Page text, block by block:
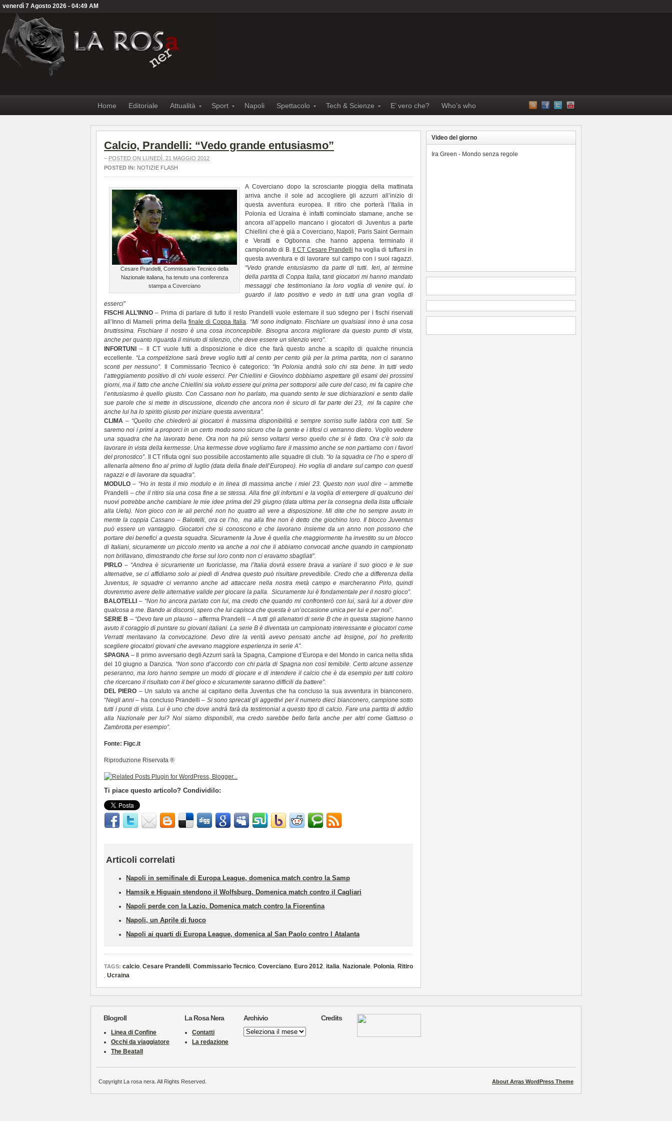
venerdì 7 Agosto 2026 - 04:49 AM
Home Editoriale Attualità Sport Napoli Spettacolo Tech & Scienze E’ vero che? Who’s who
Calcio, Prandelli: “Vedo grande entusiasmo”
– POSTED ON LUNEDÌ, 21 MAGGIO 2012
POSTED IN: NOTIZIE FLASH
Cesare Prandelli, Commissario Tecnico della
Nazionale italiana, ha tenuto una conferenza
stampa a Coverciano
A Coverciano dopo la scrosciante pioggia della mattinata
arriva anche il sole ad accogliere gli azzurri all’inizio di
questa avventura europea. Il ritiro che porterà l’Italia in
Polonia ed Ucraina è infatti cominciato stamane, anche se
ancora all’appello mancano i giocatori di Juventus a parte
Chiellini che è già a Coverciano, Napoli, Paris Saint Germain
e Veratti e Ogbonna che hanno appena terminato il
campionato di B.
Il CT Cesare Prandelli ha voglia di tuffarsi in
questa avventura e di lavorare sul campo con i suoi ragazzi.
“Vedo grande entusiasmo da parte di tutti. Ieri, al termine
della partita di Coppa Italia, tanti giocatori mi hanno mandato
messaggi che testimoniano la loro voglia di venire qui. Io
guardo il lato positivo e vedo in tutti una gran voglia di
esserci”
FISCHI ALL’INNO – Prima di parlare di tutto il resto Prandelli vuole esternare il suo sdegno per i fischi riservati
all’Inno di Mameli prima della finale di Coppa Italia. “Mi sono indignato. Fischiare un qualsiasi inno è una cosa
bruttissima. Fischiare il nostro è una cosa inconcepibile. Bisogna ancora migliorare da questo punto di vista,
anche per quanto riguarda il minuto di silenzio, che deve essere un silenzio vero”.
INFORTUNI
– Il CT vuole tutti a disposizione e dice che farà questo anche a scapito di qualche rinuncia
eccellente. “La competizione sarà breve voglio tutti al cento per cento già per la prima partita, non ci saranno
sconti per nessuno”.
Il Commissario Tecnico è categorico: “In Polonia andrà solo chi sta bene. In tutti vedo
l’atteggiamento positivo di chi vuole esserci. Per Chiellini e Giovinco dobbiamo aspettare gli esami dei prossimi
giorni, ma il fatto che anche Chiellini sia voluto essere qui prima per sottoporsi alle cure del caso, mi fa capire che
l’entusiasmo è quello giusto. Con Cassano non ho parlato, ma quando sento le sue dichiarazioni e sento dalle
sue parole che si mette in discussione, dicendo che ancora non è sicuro di far parte dei 23, mi fa capire che
anche lui ha lo spirito giusto per iniziare questa avventura”.
CLIMA – “Quello che chiederò ai giocatori è massima disponibilità e sempre sorriso sulle labbra con tutti. Se
saremo noi i primi a proporci in un certo modo sono sicuro che la gente e i tifosi ci verranno dietro. Voglio vedere
una squadra che ha lavorato bene. Ora non ha più senso voltarsi verso quello che si è fatto. Ora c’è solo da
lavorare in vista della kermesse. Una kermesse dove vogliamo fare il massimo anche se non partiamo con i favori
del pronostico”. Il CT rifiuta ogni suo possibile accostamento alle squadre di club. “Io la squadra ce l’ho e spero di
allenarla almeno fino al primo di luglio (data della finale dell’Europeo). Ho voglia di andare sul campo con questi
ragazzi e di lavorare da squadra”.
MODULO – “Ho in testa il mio modulo e in linea di massima anche i miei 23. Questo non vuol dire – ammette
Prandelli –che il ritiro sia una cosa fine a se stessa. Alla fine gli infortuni e la voglia di emergere di qualcuno dei
nuovi potrebbe anche cambiare le mie idee prima del 29 giugno (data ultima per la consegna della lista ufficiale
alla Uefa). Non gioco con le ali perché non ho quattro ali vere a disposizione. Mi dite che ho sempre avuto in
mente la coppia Cassano – Balotelli, ora ce l’ho, ma alla fine non è detto che giochino loro. Il blocco Juventus
può essere un vantaggio. Giocatori che si conoscono e che lavorano insieme da un anno non possono che
portare dei benefici a questa squadra. Sicuramente la Juve è quella che maggiormente ha investito su un blocco
di Italiani, sicuramente un piccolo merito va anche a noi che li abbiamo convocati anche quando in campionato
non brillavano, dimostrando che forse sul loro conto non ci eravamo sbagliati”.
PIRLO – “Andrea è sicuramente un fuoriclasse, ma l’Italia dovrà essere brava a variare il suo gioco e le sue
alternative, se ci affidiamo solo ai piedi di Andrea questo può risultare prevedibile. Credo che a differenza della
Juventus, le squadre ci verranno anche ad attaccare nella nostra metà campo e marcheranno Pirlo, quindi
dovremmo avere delle alternative valide per giocare la palla. Sicuramente lui è fondamentale per il nostro gioco”.
BALOTELLI – “Non ho ancora parlato con lui, ma credo che quando mi confronterò con lui, sarà lui a dover dire
qualcosa a me. Bando ai discorsi, spero che lui capisca che questa è un’occasione unica per lui e per noi”.
SERIE B – “Devo fare un plauso– afferma Prandelli –A tutti gli allenatori di serie B che in questa stagione hanno
avuto il coraggio di puntare su giovani italiani. La serie B è diventata un campionato interessante e giocatori come
Verratti meritavano la convocazione. Devo dire la verità avevo pensato anche ad Insigne, poi ho preferito
scegliere giocatori giovani che avevano maggiore esperienza in serie A”.
SPAGNA – Il primo avversario degli Azzurri sarà la Spagna, Campione d’Europa e del Mondo in carica nella sfida
del 10 giugno a Danzica. “Non sono d’accordo con chi parla di Spagna non così temibile. Certo alcune assenze
peseranno, ma loro hanno sempre un modo di giocare e di intendere il calcio che è da esempio per tutti coloro
che ricercano il risultato con il bel gioco e sicuramente saranno difficili da battere”.
DEL PIERO – Un saluto va anche al capitano della Juventus che ha concluso la sua avventura in bianconero.
“Negli anni – ha concluso Prandelli – Si sono sprecati gli aggettivi per il numero dieci bianconero, campione sotto
tutti i punti di vista. Lui è uno che dove andrà farà da testimonial a questo tipo di calcio. Fare una partita di addio
alla Nazionale per lui? Noi siamo disponibili, ma credo sarebbe bello farla anche per altri come Gattuso o
Zambrotta per esempio”.
Fonte: Figc.it
Riproduzione Riservata ®
Ti piace questo articolo? Condividilo:
Articoli correlati
Napoli in semifinale di Europa League, domenica match contro la Samp
Hamsik e Higuain stendono il Wolfsburg. Domenica match contro il Cagliari
Napoli perde con la Lazio. Domenica match contro la Fiorentina
Napoli, un Aprile di fuoco
Napoli ai quarti di Europa League, domenica al San Paolo contro l Atalanta
TAGS: calcio, Cesare Prandelli, Commissario Tecnico, Coverciano, Euro 2012, italia, Nazionale, Polonia, Ritiro
, Ucraina
Video del giorno
Ira Green - Mondo senza regole
Blogroll
Linea di Confine
Occhi da viaggiatore
The Beatall
La Rosa Nera
Contatti
La redazione
Archivio
Archivio
Credits
About Arras WordPress Theme
Copyright La rosa nera. All Rights Reserved.